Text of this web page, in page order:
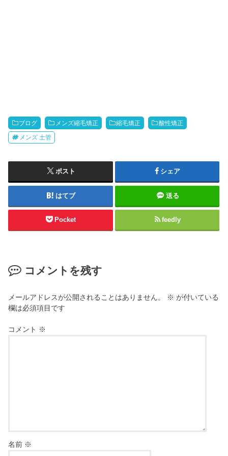
ブログ メンズ縮毛矯正 縮毛矯正 酸性矯正
メンズ 土管
ポスト シェア
はてブ 送る
Pocket feedly
コメントを残す
メールアドレスが公開されることはありません。 ※ が付いている
欄は必須項目です
コメント ※
名前 ※